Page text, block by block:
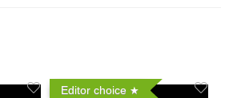
Editor choice